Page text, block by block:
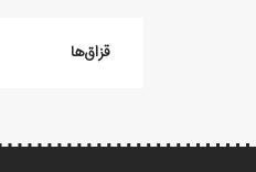
قزاق‌ها